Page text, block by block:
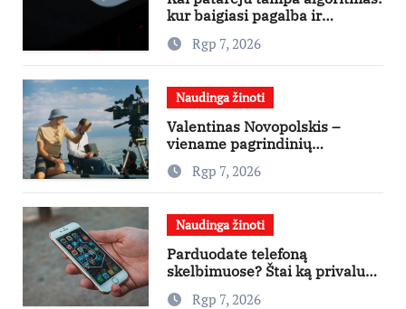
kur baigiasi pagalba ir
prasideda reklama?
Rgp 7, 2026
Naudinga žinoti
Valentinas Novopolskis –
viename pagrindinių
vaidmenų penkių šalių filme
„Nugalėtoja“: Lietuvos kino
teatruose – nuo rugpjūčio 7-
osios
Rgp 7, 2026
Naudinga žinoti
Parduodate telefoną
skelbimuose? Štai ką privalu
padaryti
Rgp 7, 2026